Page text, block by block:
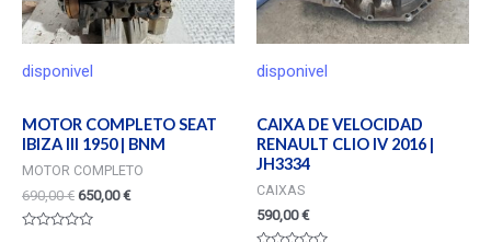
disponivel
MOTOR COMPLETO SEAT
IBIZA III 1950 | BNM
MOTOR COMPLETO
690,00€ 650,00€
disponivel
CAIXA DE VELOCIDAD
RENAULT CLIO IV 2016 |
JH3334
CAIXAS
590,00€